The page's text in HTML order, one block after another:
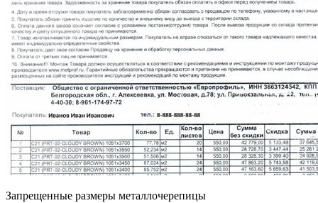
Запрещенные размеры металлочерепицы